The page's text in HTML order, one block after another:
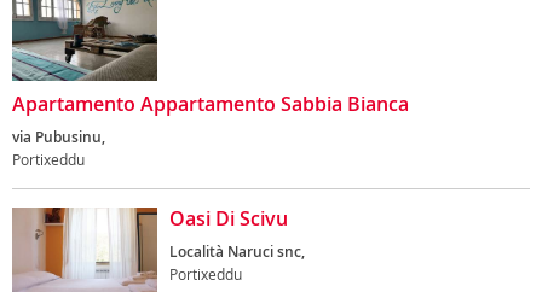
Apartamento Appartamento Sabbia Bianca
via Pubusinu,
Portixeddu
Oasi Di Scivu
Località Naruci snc,
Portixeddu